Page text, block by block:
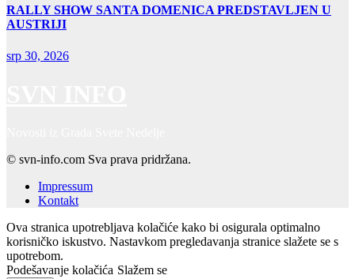
RALLY SHOW SANTA DOMENICA PREDSTAVLJEN U
AUSTRIJI
srp 30, 2026
© svn-info.com Sva prava pridržana.
Impressum
Kontakt
Ova stranica upotrebljava kolačiće kako bi osigurala optimalno
korisničko iskustvo. Nastavkom pregledavanja stranice slažete se s
upotrebom.
Podešavanje kolačića Slažem se